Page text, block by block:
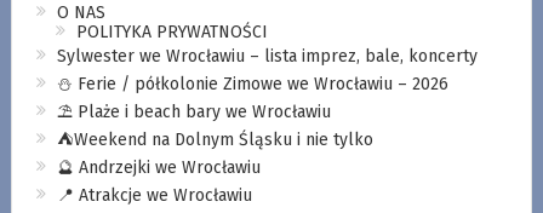
O NAS
POLITYKA PRYWATNOŚCI
Sylwester we Wrocławiu – lista imprez, bale, koncerty
⛄️ Ferie / półkolonie Zimowe we Wrocławiu – 2026
⛱️ Plaże i beach bary we Wrocławiu
⛺️Weekend na Dolnym Śląsku i nie tylko
🔮 Andrzejki we Wrocławiu
📍 Atrakcje we Wrocławiu